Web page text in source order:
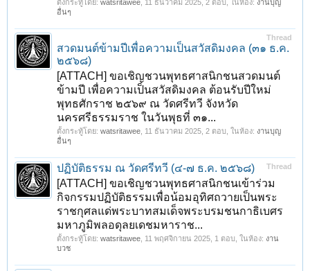
ตั้งกระทู้โดย: watsritawee 11 ธันวาคม 2025 , 2 ตอบ, ในห้อง: งานบุญ
อื่นๆ
Thread
สวดมนต์ข้ามปีเพื่อความเป็นสวัสดิมงคล (๓๑ ธ.ค.
๒๕๖๘)
[ATTACH] ขอเชิญชวนพุทธศาสนิกชนสวดมนต์
ข้ามปี เพื่อความเป็นสวัสดิมงคล ต้อนรับปีใหม่
พุทธศักราช ๒๕๖๙ ณ วัดศรีทวี จังหวัด
นครศรีธรรมราช ในวันพุธที่ ๓๑...
ตั้งกระทู้โดย: watsritawee 11 ธันวาคม 2025 , 2 ตอบ, ในห้อง: งานบุญ
อื่นๆ
Thread
ปฏิบัติธรรม ณ วัดศรีทวี (๔-๗ ธ.ค. ๒๕๖๘)
[ATTACH] ขอเชิญชวนพุทธศาสนิกชนเข้าร่วม
กิจกรรมปฏิบัติธรรมเพื่อน้อมอุทิศถวายเป็นพระ
ราชกุศลแด่พระบาทสมเด็จพระบรมชนกาธิเบศร
มหาภูมิพลอดุลยเดชมหาราช...
ตั้งกระทู้โดย: watsritawee 11 พฤศจิกายน 2025 , 1 ตอบ, ในห้อง: งาน
บวช